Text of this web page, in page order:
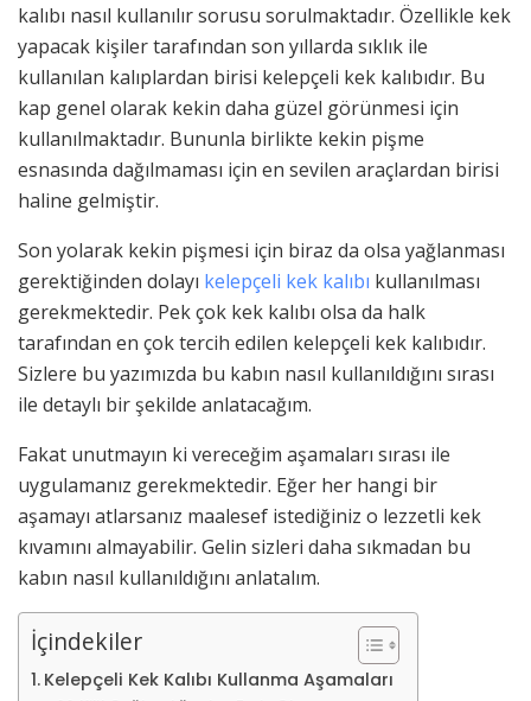
kalıbı nasıl kullanılır sorusu sorulmaktadır. Özellikle kek
yapacak kişiler tarafından son yıllarda sıklık ile
kullanılan kalıplardan birisi kelepçeli kek kalıbıdır. Bu
kap genel olarak kekin daha güzel görünmesi için
kullanılmaktadır. Bununla birlikte kekin pişme
esnasında dağılmaması için en sevilen araçlardan birisi
haline gelmiştir.
Son yolarak kekin pişmesi için biraz da olsa yağlanması
gerektiğinden dolayı kelepçeli kek kalıbı kullanılması
gerekmektedir. Pek çok kek kalıbı olsa da halk
tarafından en çok tercih edilen kelepçeli kek kalıbıdır.
Sizlere bu yazımızda bu kabın nasıl kullanıldığını sırası
ile detaylı bir şekilde anlatacağım.
Fakat unutmayın ki vereceğim aşamaları sırası ile
uygulamanız gerekmektedir. Eğer her hangi bir
aşamayı atlarsanız maalesef istediğiniz o lezzetli kek
kıvamını almayabilir. Gelin sizleri daha sıkmadan bu
kabın nasıl kullanıldığını anlatalım.
İçindekiler
Kelepçeli Kek Kalıbı Kullanma Aşamaları